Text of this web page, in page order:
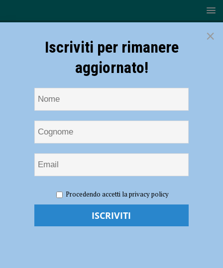
trimestre positivo per le imprese piacentine
Costruzioni, secondo trimestre positivo
×
Iscriviti per rimanere
aggiornato!
Procedendo accetti la privacy policy